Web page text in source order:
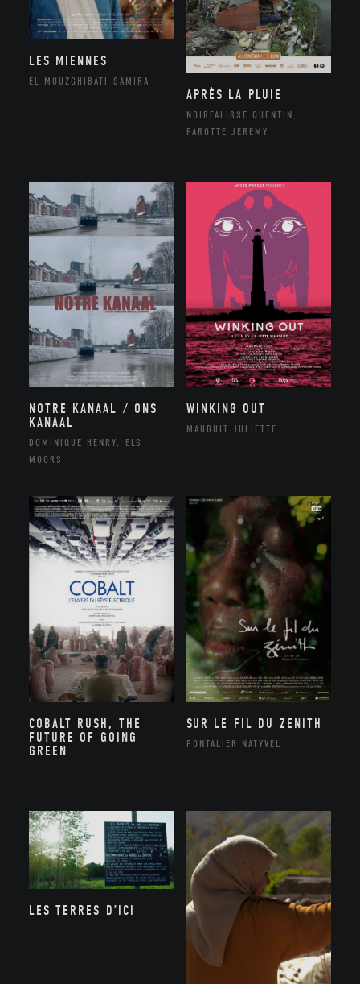
LES MIENNES
EL MOUZGHIBATI SAMIRA
APRÈS LA PLUIE
NOIRFALISSE QUENTIN,
PAROTTE JEREMY
NOTRE KANAAL / ONS
KANAAL
DOMINIQUE HENRY, ELS
MOORS
WINKING OUT
MAUDUIT JULIETTE
COBALT RUSH, THE
FUTURE OF GOING
GREEN
SUR LE FIL DU ZENITH
PONTALIER NATYVEL
LES TERRES D’ICI